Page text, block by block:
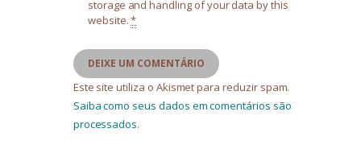
storage and handling of your data by this
website.*
Este site utiliza o Akismet para reduzir spam.
Saiba como seus dados em comentários são
processados.